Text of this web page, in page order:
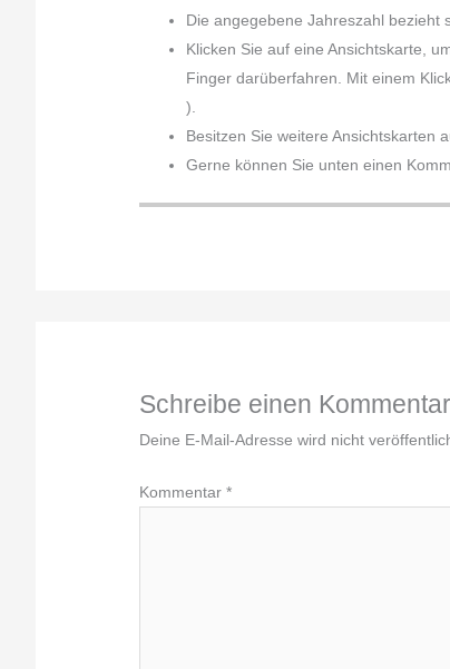
Die angegebene Jahreszahl bezieht
Klicken Sie auf eine Ansichtskarte,
Finger darüberfahren. Mit einem
).
Besitzen Sie weitere Ansichtskarten
Gerne können Sie unten einen
Schreibe einen Kommentar
Deine E-Mail-Adresse wird nicht
Kommentar*